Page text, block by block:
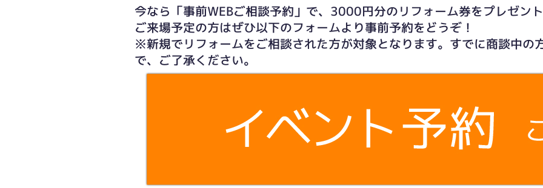
今なら「事前WEBご相談予約」で、3000円分のリフォーム券をプレゼン
ご来場予定の方はぜひ以下のフォームより事前予約をどうぞ！
※新規でリフォームをご相談された方が対象となります。すでに商談中の
で、ご了承ください。